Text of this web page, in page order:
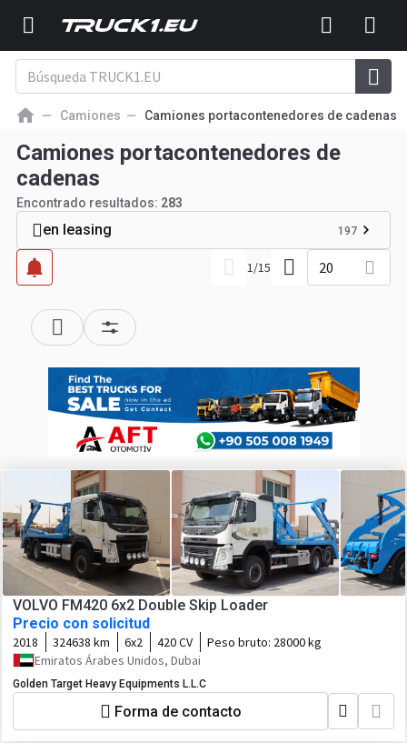
Camiones Camiones portacontenedores de cadenas
Camiones portacontenedores de
cadenas
Encontrado resultados: 283
en leasing 197
1/15 20
VOLVO FM420 6x2 Double Skip Loader
Precio con solicitud
2018 324638 km 6x2 420 CV Peso bruto: 28000 kg
Emiratos Árabes Unidos, Dubai
Golden Target Heavy Equipments L.L.C
Forma de contacto